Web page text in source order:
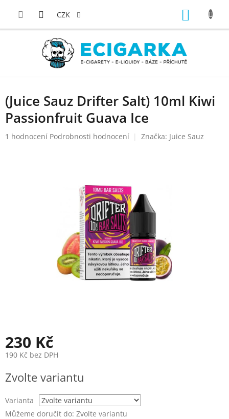
CZK
(Juice Sauz Drifter Salt) 10ml Kiwi
Passionfruit Guava Ice
Průměrné
1 hodnocení Podrobnosti hodnocení Značka: Juice Sauz
230 Kč
190 Kč bez DPH
cena:
Zvolte variantu
Varianta
Můžeme doručit do: Zvolte variantu